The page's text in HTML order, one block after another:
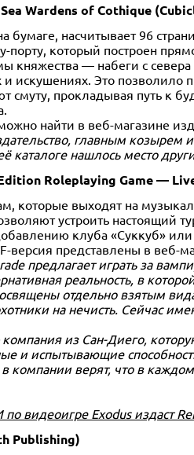
Wardens of Cothique
бумаге, насчитывает 96
который построен
княжества — набеги с
и искушениях. Это
смуту, прокладывая путь к
найти в веб-магазине
главным козырем
каталоге нашлось место
Roleplaying Game —
которые выходят на
устроить настоящий
клуба «Суккуб» или
версия представлены в веб-
предлагает играть за
реальность, в
отдельно взятым
на нечисть. Сейчас
из Сан-Диего,
и испытывающие
компании верят, что в
видеоигре Exodus издаст
Publishing)